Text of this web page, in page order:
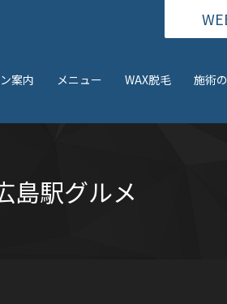
案内 メニュー WAX脱毛 施術
島駅グルメ